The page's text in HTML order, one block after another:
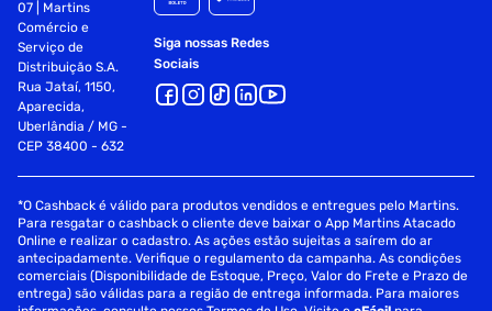
07 | Martins
Comércio e
Serviço de
Distribuição S.A.
Rua Jataí, 1150,
Aparecida,
Uberlândia / MG -
CEP 38400 - 632
Siga nossas Redes
Sociais
*O Cashback é válido para produtos vendidos e entregues pelo Martins.
Para resgatar o cashback o cliente deve baixar o App Martins Atacado
Online e realizar o cadastro. As ações estão sujeitas a saírem do ar
antecipadamente. Verifique o regulamento da campanha. As condições
comerciais (Disponibilidade de Estoque, Preço, Valor do Frete e Prazo de
entrega) são válidas para a região de entrega informada. Para maiores